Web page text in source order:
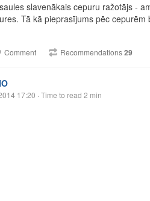
slavenākais cepuru ražotājs -
Tā kā pieprasījums pēc
Comment Recommendations29
17:20 · Time to read 2 min